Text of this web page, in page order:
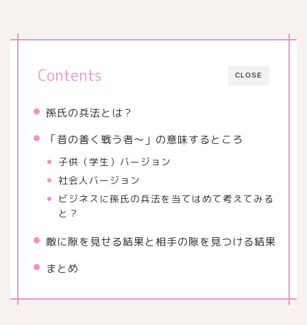
CLOSE
Contents
孫氏の兵法とは？
「昔の善く戦う者～」の意味するところ
子供（学生）バージョン
社会人バージョン
ビジネスに孫氏の兵法を当てはめて考えてみる
と？
敵に隙を見せる結果と相手の隙を見つける結果
まとめ